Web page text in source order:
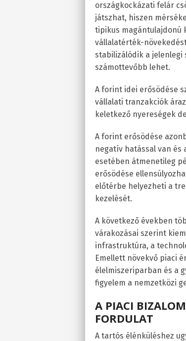
országkockázati felár
játszhat, hiszen
tipikus magántulajdonú
vállalatérték-
stabilizálódik a jelenlegi
számottevőbb lehet.
A forint idei erősödése
vállalati tranzakciók
keletkező nyereségek
A forint erősödése
negatív hatással van
esetében átmenetileg
erősödése
előtérbe helyezheti a
kezelését.
A következő években
várakozásai szerint
infrastruktúra, a
Emellett növekvő piaci
élelmiszeriparban és a
figyelem a nemzetközi
A PIACI
FORDULAT
A tartós élénküléshez